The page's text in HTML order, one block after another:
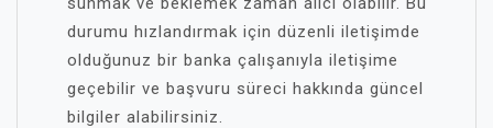
durumu hızlandırmak için düzenli iletişimde
olduğunuz bir banka çalışanıyla iletişime
geçebilir ve başvuru süreci hakkında güncel
bilgiler alabilirsiniz.